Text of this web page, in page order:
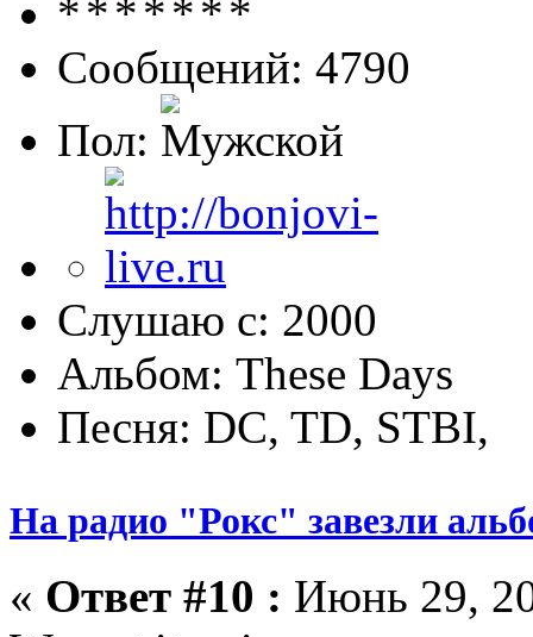
Сообщений: 4790
Пол:
Слушаю с: 2000
Альбом: These Days
Песня: DC, TD, STBI,
На радио "Рокс" завезли
« Ответ #10 : Июнь 29,